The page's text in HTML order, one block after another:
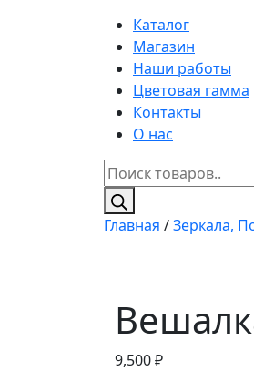
Каталог
Магазин
Наши работы
Цветовая гамма
Контакты
О нас
Поиск
товаров
Главная /Зеркала,
9,500₽